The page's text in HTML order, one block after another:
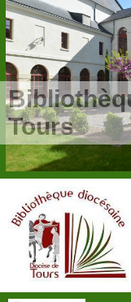
/**/
Tours